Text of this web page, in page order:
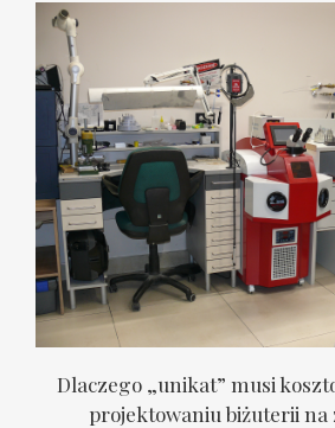
Dlaczego „unikat” musi
projektowaniu biżuterii na